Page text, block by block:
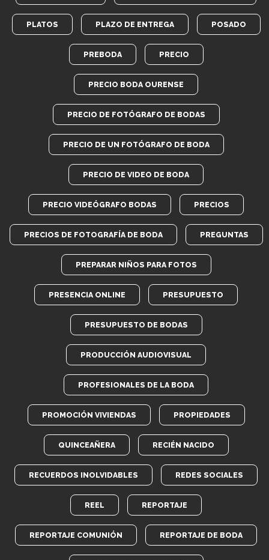
PLATOS PLAZO DE ENTREGA POSADO
PREBODA PRECIO
PRECIO BODA OURENSE
PRECIO DE FOTÓGRAFO DE BODAS
PRECIO DE UN FOTÓGRAFO DE BODA
PRECIO DE VIDEO DE BODA
PRECIO VIDEÓGRAFO BODAS PRECIOS
PRECIOS DE FOTOGRAFÍA DE BODA PREGUNTAS
PREPARAR NIÑOS PARA FOTOS
PRESENCIA ONLINE PRESUPUESTO
PRESUPUESTO DE BODAS
PRODUCCIÓN AUDIOVISUAL
PROFESIONALES DE LA BODA
PROMOCIÓN VIVIENDAS PROPIEDADES
QUINCEAÑERA RECIÉN NACIDO
RECUERDOS INOLVIDABLES REDES SOCIALES
REEL REPORTAJE
REPORTAJE COMUNIÓN REPORTAJE DE BODA